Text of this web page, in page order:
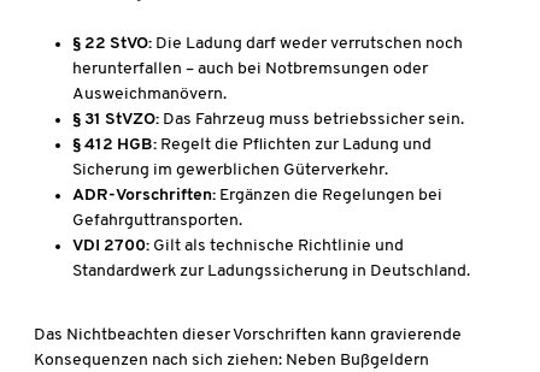
§ 22 StVO: Die Ladung darf weder verrutschen noch
herunterfallen – auch bei Notbremsungen oder
Ausweichmanövern.
§ 31 StVZO: Das Fahrzeug muss betriebssicher sein.
§ 412 HGB: Regelt die Pflichten zur Ladung und
Sicherung im gewerblichen Güterverkehr.
ADR-Vorschriften: Ergänzen die Regelungen bei
Gefahrguttransporten.
VDI 2700: Gilt als technische Richtlinie und
Standardwerk zur Ladungssicherung in Deutschland.
Das Nichtbeachten dieser Vorschriften kann gravierende
Konsequenzen nach sich ziehen: Neben Bußgeldern